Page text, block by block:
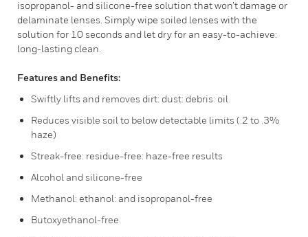
isopropanol- and silicone-free solution that won’t damage or
delaminate lenses. Simply wipe soiled lenses with the
solution for 10 seconds and let dry for an easy-to-achieve:
long-lasting clean.
Features and Benefits:
Swiftly lifts and removes dirt: dust: debris: oil
Reduces visible soil to below detectable limits (.2 to .3%
haze)
Streak-free: residue-free: haze-free results
Alcohol and silicone-free
Methanol: ethanol: and isopropanol-free
Butoxyethanol-free